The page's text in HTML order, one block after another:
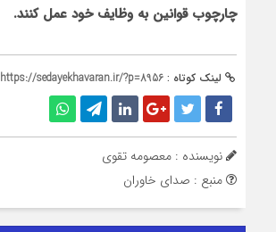
چارچوب قوانین به وظایف خود عمل کنند.
لینک کوتاه : https://sedayekhavaran.ir/?p=8956
نویسنده : معصومه تقوی
منبع : صدای خاوران